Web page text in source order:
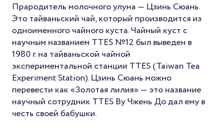
Прародитель молочного улуна — Цзинь Сюань.
Это тайваньский чай, который производится из
одноименного чайного куста. Чайный куст с
научным названием TTES №12 был выведен в
1980 г. на тайваньской чайной
экспериментальной станции TTES (Taiwan Tea
Experiment Station). Цзинь Сюань можно
перевести как «Золотая лилия» — это название
научный сотрудник TTES Ву Чжень До дал ему в
честь своей бабушки.